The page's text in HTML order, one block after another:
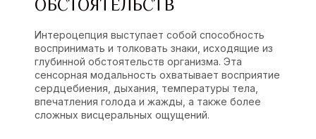
ОБСТОЯТЕЛЬСТВ
Интероцепция выступает собой способность
воспринимать и толковать знаки, исходящие из
глубинной обстоятельств организма. Эта
сенсорная модальность охватывает восприятие
сердцебиения, дыхания, температуры тела,
впечатления голода и жажды, а также более
сложных висцеральных ощущений.